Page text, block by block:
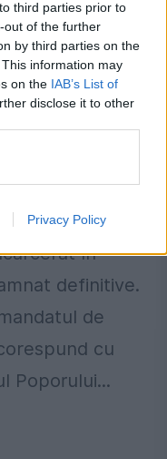
third parties prior to
out of the further
by third parties on the
information may
on the IAB’s List of
disclose it to other
Privacy Policy
în România
cauza unei
s-a
în
definitive.
de
cu
Poporului...